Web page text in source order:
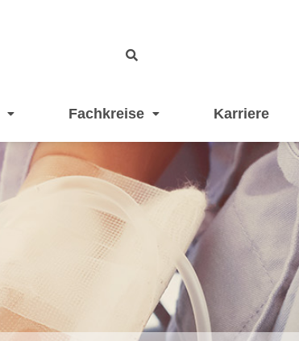
Fachkreise Karriere